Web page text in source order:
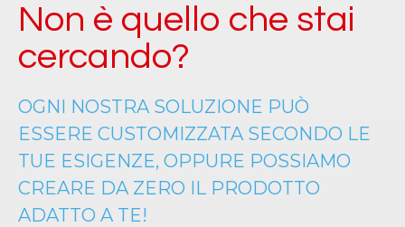
Non è quello che stai
cercando?
OGNI NOSTRA SOLUZIONE PUÒ
ESSERE CUSTOMIZZATA SECONDO LE
TUE ESIGENZE, OPPURE POSSIAMO
CREARE DA ZERO IL PRODOTTO
ADATTO A TE!